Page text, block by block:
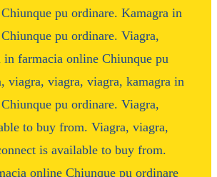
pu ordinare. Kamagra in
pu ordinare. Viagra,
in farmacia online Chiunque pu
viagra, viagra, viagra, kamagra in
pu ordinare. Viagra,
to buy from. Viagra, viagra,
is available to buy from.
online Chiunque pu ordinare